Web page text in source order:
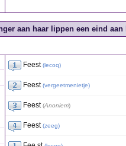
aan haar lippen een eind aan
Feest (lecoq)
Feest (vergeetmenietje)
Feest (Anoniem)
Feest (zeeg)